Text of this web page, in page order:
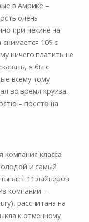
в Амрике –
очень
при чекине на
10$ с
ничего платить не
я бы с
всему тому
во время круиза.
– просто на
компания класса
и самый
11 лайнеров
компании –
рассчитана на
к отменному